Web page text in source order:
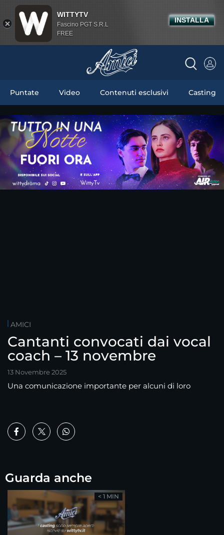
Puntate Video Contenuti esclusivi Casting
AMICI
Cantanti convocati dai vocal
coach – 13 novembre
13 Novembre 2025
Una comunicazione importante per alcuni di loro
Guarda anche
< 1 MIN
WITTYTV
Fascino PGT S.R.L
FREE
INSTALLA